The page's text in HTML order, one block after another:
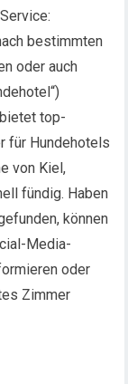
bestimmten
oder auch
top-
für Hundehotels
von Kiel,
fündig. Haben
können
Media-
oder
Zimmer